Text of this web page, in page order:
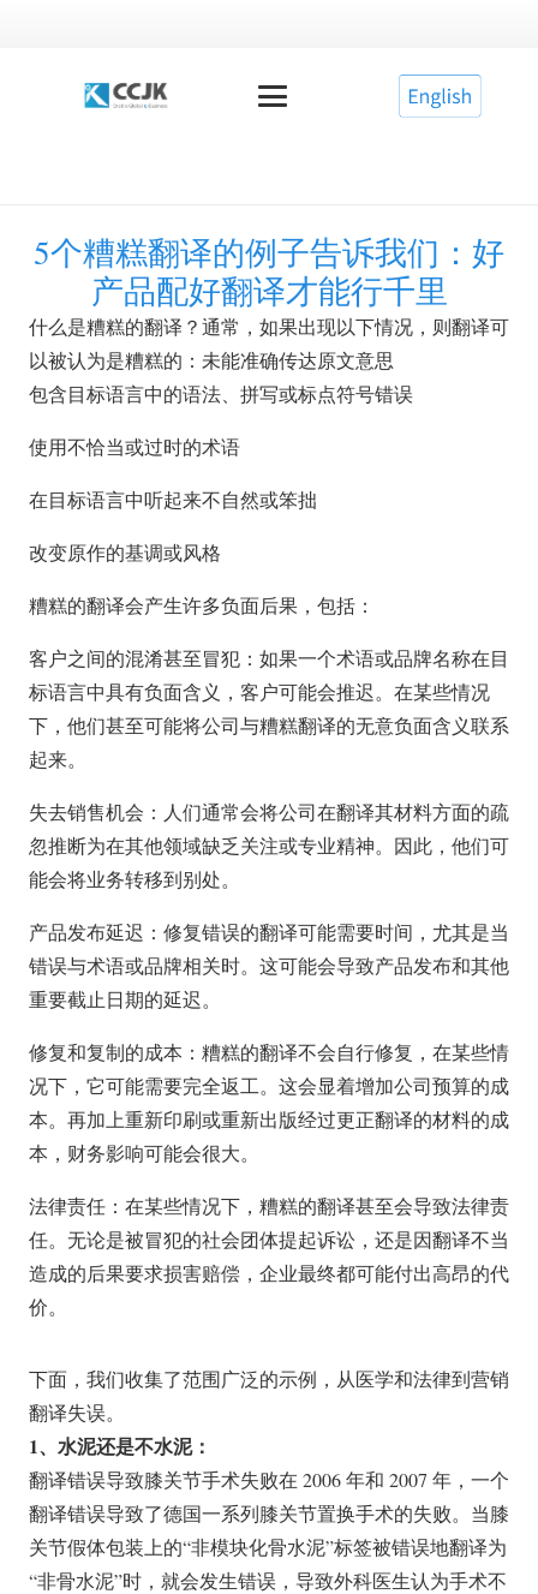
5个糟糕翻译的例子告诉我们：好
产品配好翻译才能行千里
什么是糟糕的翻译？通常，如果出现以下情况，则翻译可
以被认为是糟糕的：未能准确传达原文意思
包含目标语言中的语法、拼写或标点符号错误
使用不恰当或过时的术语
在目标语言中听起来不自然或笨拙
改变原作的基调或风格
糟糕的翻译会产生许多负面后果，包括：
客户之间的混淆甚至冒犯：如果一个术语或品牌名称在目
标语言中具有负面含义，客户可能会推迟。在某些情况
下，他们甚至可能将公司与糟糕翻译的无意负面含义联系
起来。
失去销售机会：人们通常会将公司在翻译其材料方面的疏
忽推断为在其他领域缺乏关注或专业精神。因此，他们可
能会将业务转移到别处。
产品发布延迟：修复错误的翻译可能需要时间，尤其是当
错误与术语或品牌相关时。这可能会导致产品发布和其他
重要截止日期的延迟。
修复和复制的成本：糟糕的翻译不会自行修复，在某些情
况下，它可能需要完全返工。这会显着增加公司预算的成
本。再加上重新印刷或重新出版经过更正翻译的材料的成
本，财务影响可能会很大。
法律责任：在某些情况下，糟糕的翻译甚至会导致法律责
任。无论是被冒犯的社会团体提起诉讼，还是因翻译不当
造成的后果要求损害赔偿，企业最终都可能付出高昂的代
价。
下面，我们收集了范围广泛的示例，从医学和法律到营销
翻译失误。
1、水泥还是不水泥：
翻译错误导致膝关节手术失败在 2006 年和 2007 年，一个
翻译错误导致了德国一系列膝关节置换手术的失败。当膝
关节假体包装上的“非模块化骨水泥”标签被错误地翻译为
“非骨水泥”时，就会发生错误，导致外科医生认为手术不